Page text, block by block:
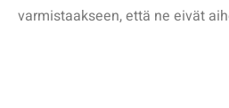
varmistaakseen, että ne eivät